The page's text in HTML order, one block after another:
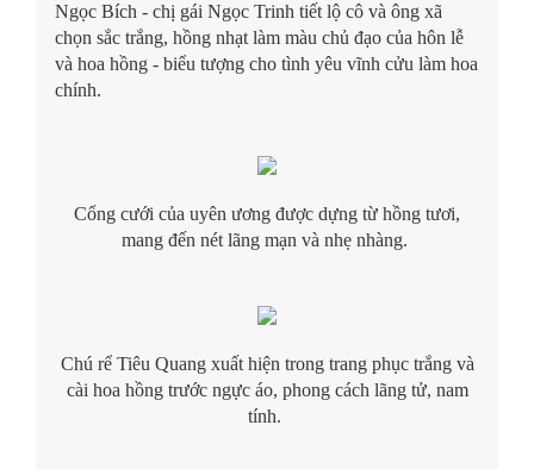
Ngọc Bích - chị gái Ngọc Trinh tiết lộ cô và ông xã
chọn sắc trắng, hồng nhạt làm màu chủ đạo của hôn lễ
và hoa hồng - biểu tượng cho tình yêu vĩnh cửu làm hoa
chính.
Cổng cưới của uyên ương được dựng từ hồng tươi,
mang đến nét lãng mạn và nhẹ nhàng.
Chú rể Tiêu Quang xuất hiện trong trang phục trắng và
cài hoa hồng trước ngực áo, phong cách lãng tử, nam
tính.